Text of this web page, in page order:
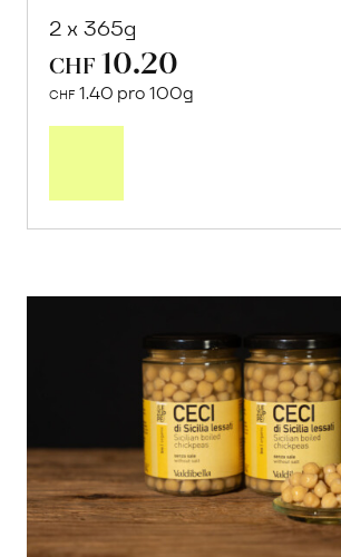
2 x 365g
CHF 10.20
CHF 1.40 pro 100g